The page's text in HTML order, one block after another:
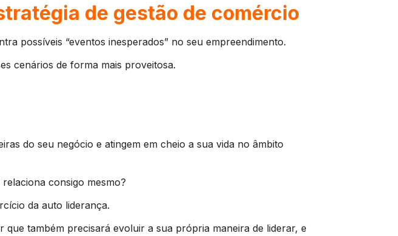
de gestão de comércio
possíveis “eventos inesperados” no seu empreendimento.
cenários de forma mais proveitosa.
do seu negócio e atingem em cheio a sua vida no âmbito
consigo mesmo?
da auto liderança.
também precisará evoluir a sua própria maneira de liderar, e